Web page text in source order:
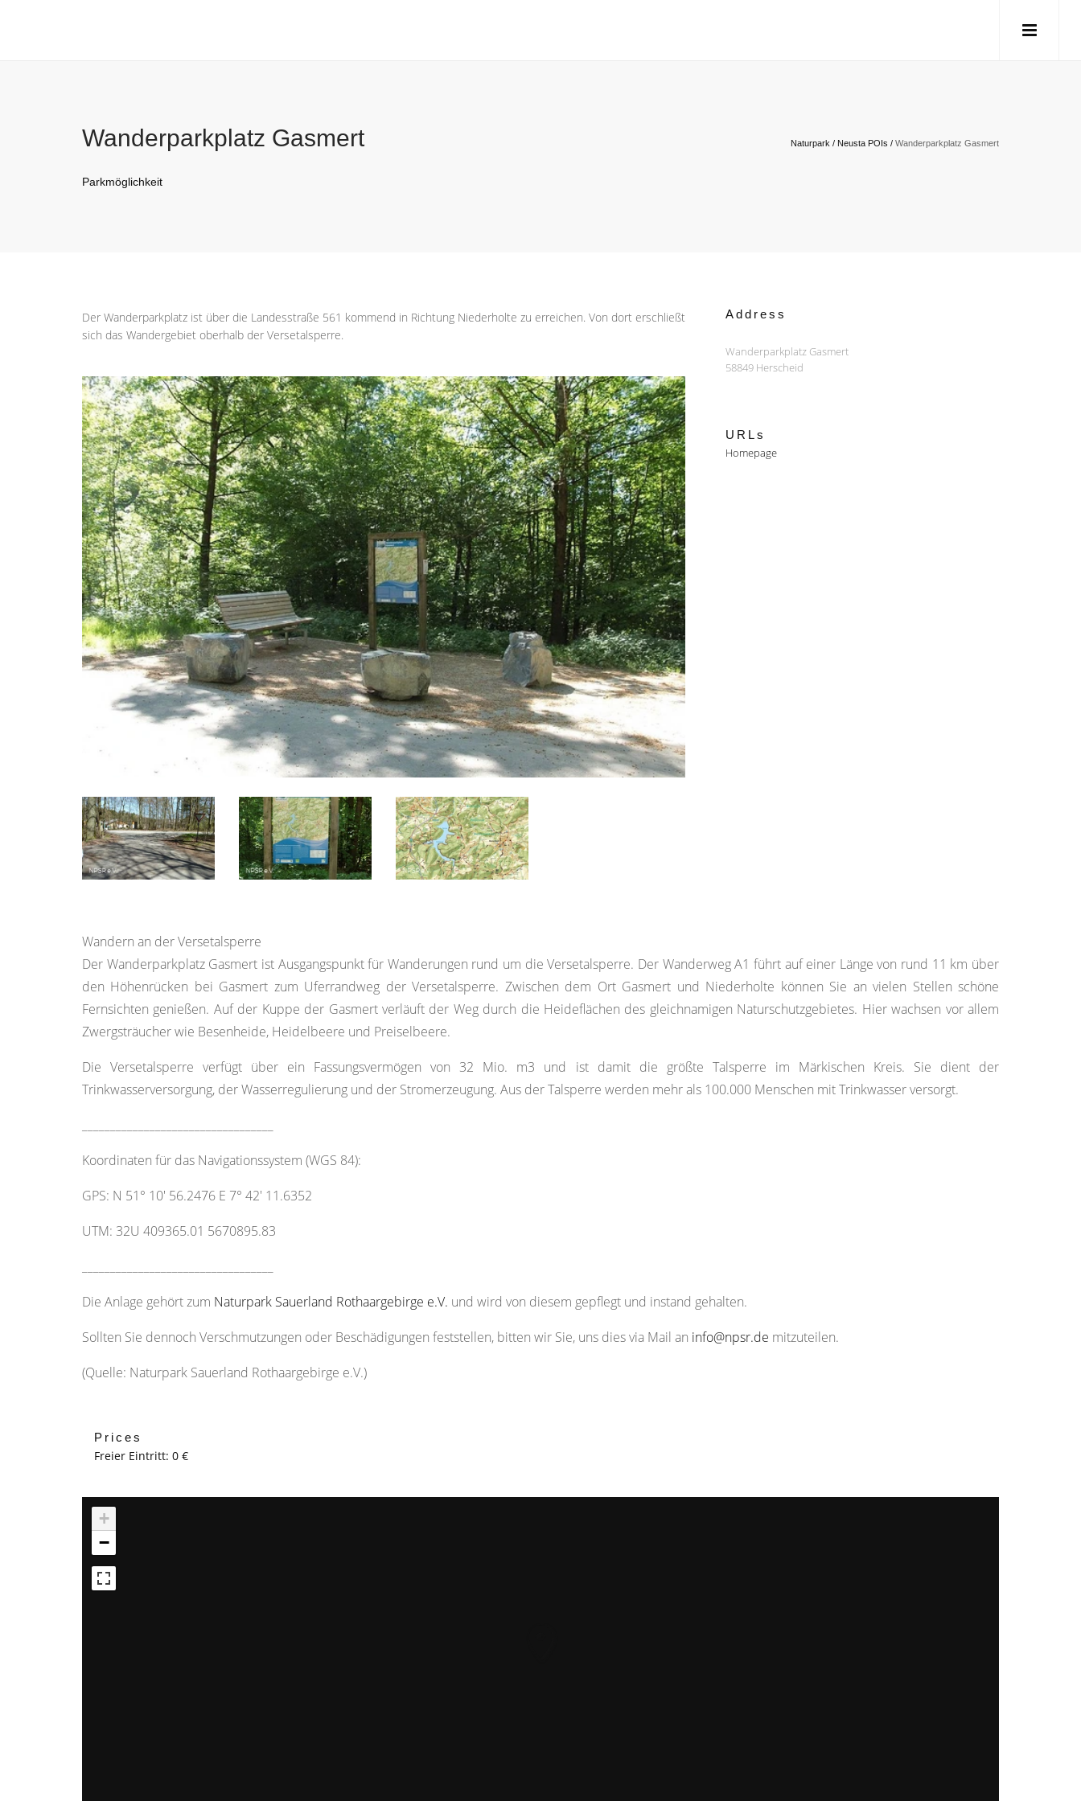
Wanderparkplatz Gasmert
Parkmöglichkeit
Naturpark / Neusta POIs / Wanderparkplatz Gasmert
Der Wanderparkplatz ist über die Landesstraße 561 kommend in Richtung Niederholte zu erreichen. Von dort erschließt
sich das Wandergebiet oberhalb der Versetalsperre.
Address
Wanderparkplatz Gasmert
58849 Herscheid
URLs
Homepage
Wandern an der Versetalsperre
Der Wanderparkplatz Gasmert ist Ausgangspunkt für Wanderungen rund um die Versetalsperre. Der Wanderweg A1 führt auf einer Länge von rund 11 km über
den Höhenrücken bei Gasmert zum Uferrandweg der Versetalsperre. Zwischen dem Ort Gasmert und Niederholte können Sie an vielen Stellen schöne
Fernsichten genießen. Auf der Kuppe der Gasmert verläuft der Weg durch die Heideflächen des gleichnamigen Naturschutzgebietes. Hier wachsen vor allem
Zwergsträucher wie Besenheide, Heidelbeere und Preiselbeere.
Die Versetalsperre verfügt über ein Fassungsvermögen von 32 Mio. m3 und ist damit die größte Talsperre im Märkischen Kreis. Sie dient der
Trinkwasserversorgung, der Wasserregulierung und der Stromerzeugung. Aus der Talsperre werden mehr als 100.000 Menschen mit Trinkwasser versorgt.
Koordinaten für das Navigationssystem (WGS 84):
GPS: N 51° 10' 56.2476 E 7° 42' 11.6352
UTM: 32U 409365.01 5670895.83
Die Anlage gehört zum Naturpark Sauerland Rothaargebirge e.V. und wird von diesem gepflegt und instand gehalten.
Sollten Sie dennoch Verschmutzungen oder Beschädigungen feststellen, bitten wir Sie, uns dies via Mail an info@npsr.de mitzuteilen.
(Quelle: Naturpark Sauerland Rothaargebirge e.V.)
Prices
Freier Eintritt: 0 €
+
−